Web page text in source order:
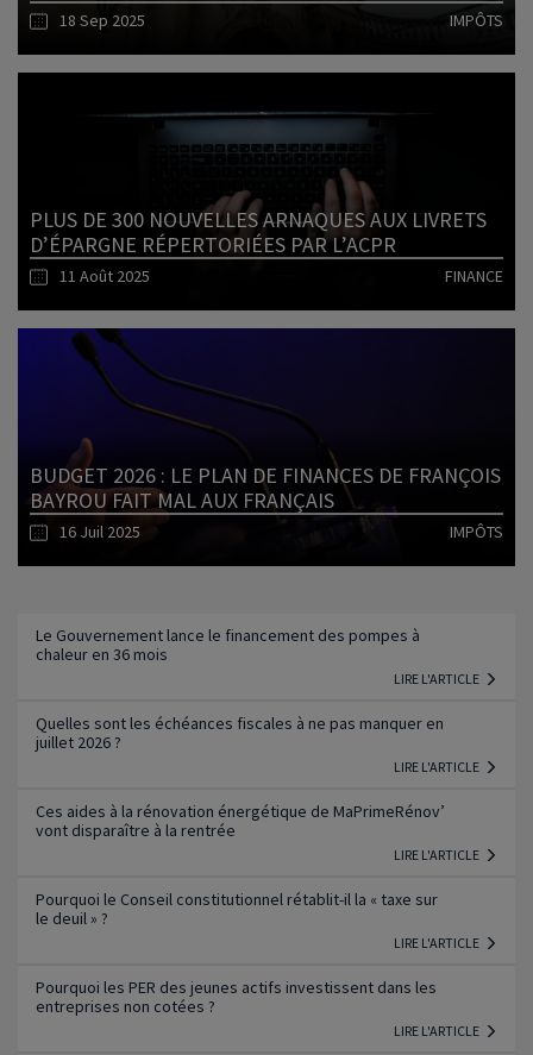
18 Sep 2025 IMPÔTS
PLUS DE 300 NOUVELLES ARNAQUES AUX LIVRETS
D’ÉPARGNE RÉPERTORIÉES PAR L’ACPR
11 Août 2025 FINANCE
BUDGET 2026 : LE PLAN DE FINANCES DE FRANÇOIS
BAYROU FAIT MAL AUX FRANÇAIS
16 Juil 2025 IMPÔTS
Le Gouvernement lance le financement des pompes à
chaleur en 36 mois
LIRE L'ARTICLE
Quelles sont les échéances fiscales à ne pas manquer en
juillet 2026 ?
LIRE L'ARTICLE
Ces aides à la rénovation énergétique de MaPrimeRénov’
vont disparaître à la rentrée
LIRE L'ARTICLE
Pourquoi le Conseil constitutionnel rétablit-il la « taxe sur
le deuil » ?
LIRE L'ARTICLE
Pourquoi les PER des jeunes actifs investissent dans les
entreprises non cotées ?
LIRE L'ARTICLE